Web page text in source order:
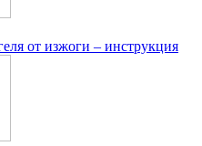
от изжоги – инструкция